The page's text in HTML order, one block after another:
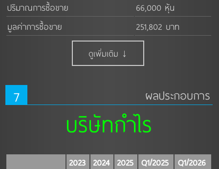
ปริมาณการซื้อขาย
66,000 หุ้น
มูลค่าการซื้อขาย
251,802 บาท
ดูเพิ่มเติม ↓
7 ผลประกอบการ
บริษัทกำไร
2023 2024 2025 Q1/2025
Q1/2026